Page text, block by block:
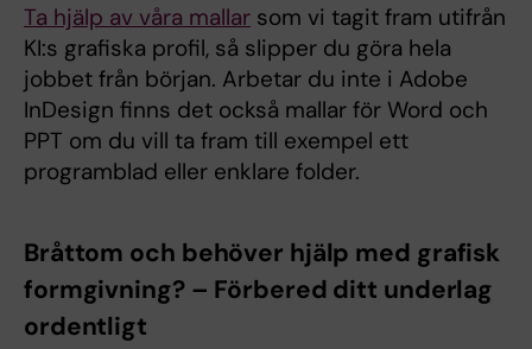
Ta hjälp av våra mallar som vi tagit fram utifrån
KI:s grafiska profil, så slipper du göra hela
jobbet från början. Arbetar du inte i Adobe
InDesign finns det också mallar för Word och
PPT om du vill ta fram till exempel ett
programblad eller enklare folder.
Bråttom och behöver hjälp med grafisk
formgivning? – Förbered ditt underlag
ordentligt